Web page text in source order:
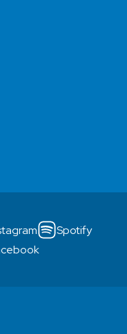
Spotify